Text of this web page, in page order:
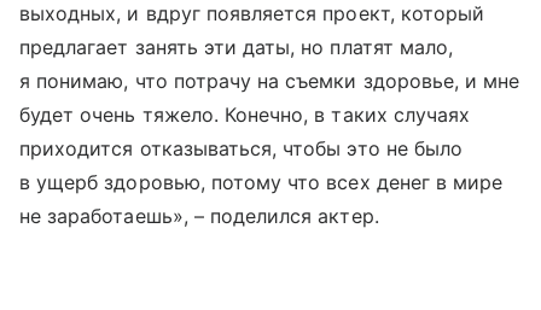
выходных, и вдруг появляется проект, который
предлагает занять эти даты, но платят мало,
я понимаю, что потрачу на съемки здоровье, и мне
будет очень тяжело. Конечно, в таких случаях
приходится отказываться, чтобы это не было
в ущерб здоровью, потому что всех денег в мире
не заработаешь», – поделился актер.